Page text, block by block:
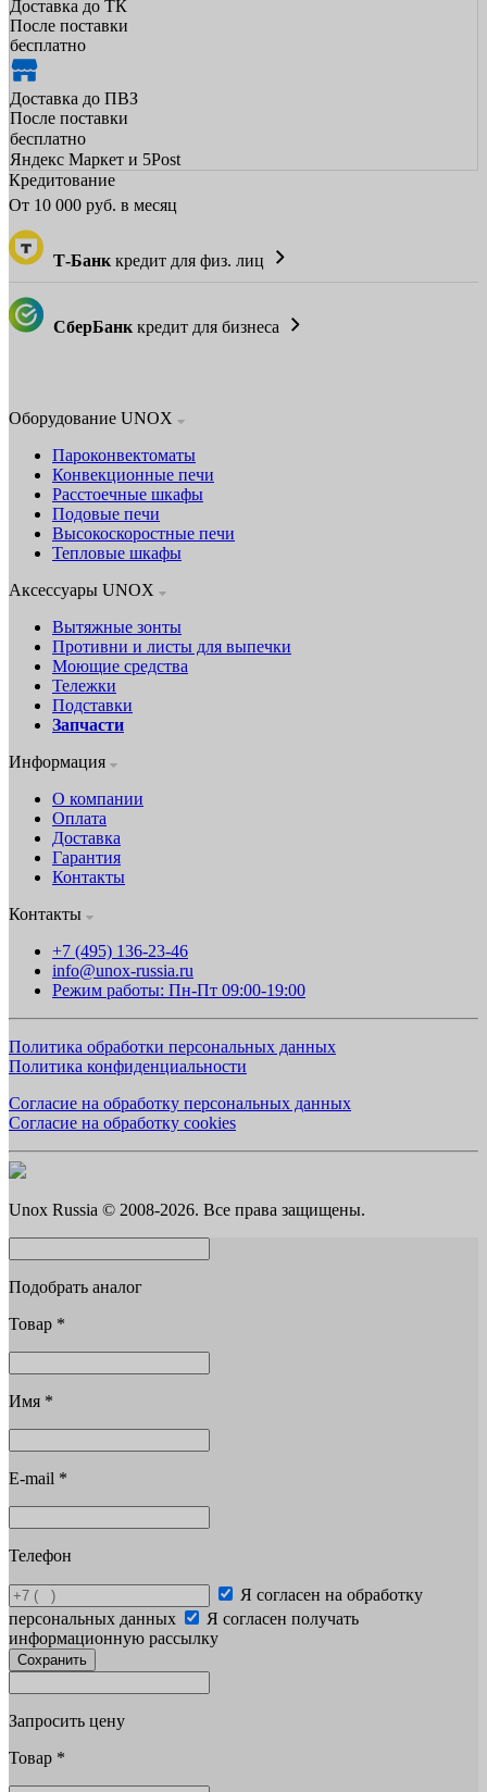
Доставка до ТК
После поставки
бесплатно
Доставка до ПВЗ
После поставки
бесплатно
Яндекс Маркет и 5Post
Кредитование
От 10 000 руб. в месяц
Т-Банк кредит для физ. лиц
СберБанк кредит для бизнеса
Оборудование UNOX
Пароконвектоматы
Конвекционные печи
Расстоечные шкафы
Подовые печи
Высокоскоростные печи
Тепловые шкафы
Аксессуары UNOX
Вытяжные зонты
Противни и листы для выпечки
Моющие средства
Тележки
Подставки
Запчасти
Информация
О компании
Оплата
Доставка
Гарантия
Контакты
Контакты
+7 (495) 136-23-46
info@unox-russia.ru
Режим работы: Пн-Пт 09:00-19:00
Политика обработки персональных данных
Политика конфиденциальности
Согласие на обработку персональных данных
Согласие на обработку cookies
Unox Russia © 2008-2026. Все права защищены.
Подобрать аналог
Товар *
Имя *
E-mail *
Телефон
Я согласен на обработку
персональных данных
Я согласен получать
информационную рассылку
Сохранить
Запросить цену
Товар *